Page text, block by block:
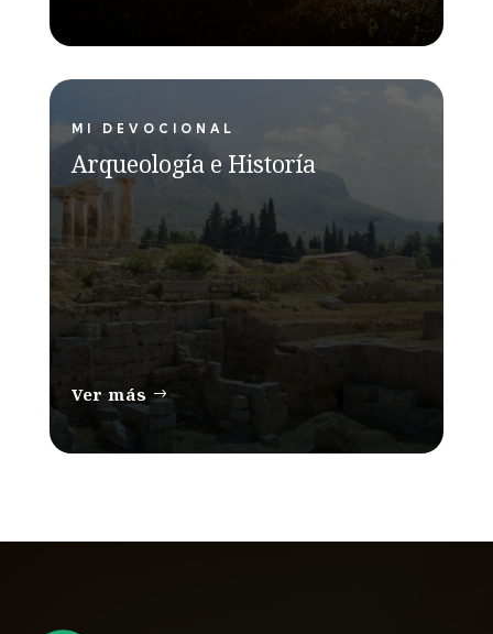
MI DEVOCIONAL
Arqueología e Historía
Ver más